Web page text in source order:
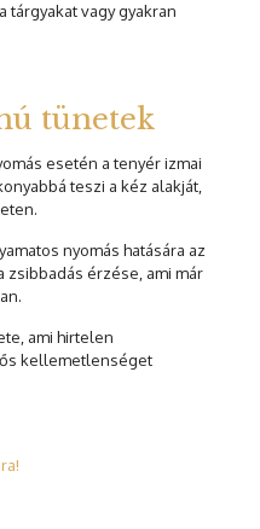
tárgyakat vagy gyakran
tünetek
esetén a tenyér izmai
teszi a kéz alakját,
nyomás hatására az
érzése, ami már
ami hirtelen
kellemetlenséget